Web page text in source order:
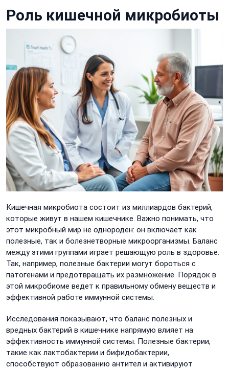
Роль кишечной микробиоты
Кишечная микробиота состоит из миллиардов бактерий,
которые живут в нашем кишечнике. Важно понимать, что
этот микробный мир не однороден: он включает как
полезные, так и болезнетворные микроорганизмы. Баланс
между этими группами играет решающую роль в здоровье.
Так, например, полезные бактерии могут бороться с
патогенами и предотвращать их размножение. Порядок в
этой микробиоме ведет к правильному обмену веществ и
эффективной работе иммунной системы.
Исследования показывают, что баланс полезных и
вредных бактерий в кишечнике напрямую влияет на
эффективность иммунной системы. Полезные бактерии,
такие как лактобактерии и бифидобактерии,
способствуют образованию антител и активируют